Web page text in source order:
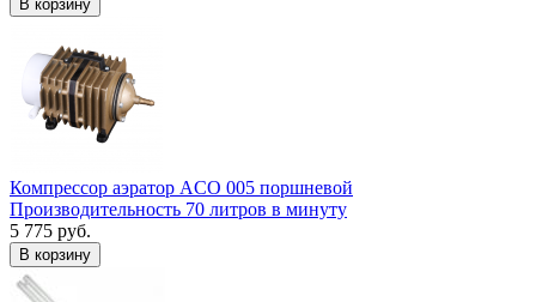
В корзину
Компрессор аэратор ACO 005 поршневой
Производительность 70 литров в минуту
5 775 руб.
В корзину